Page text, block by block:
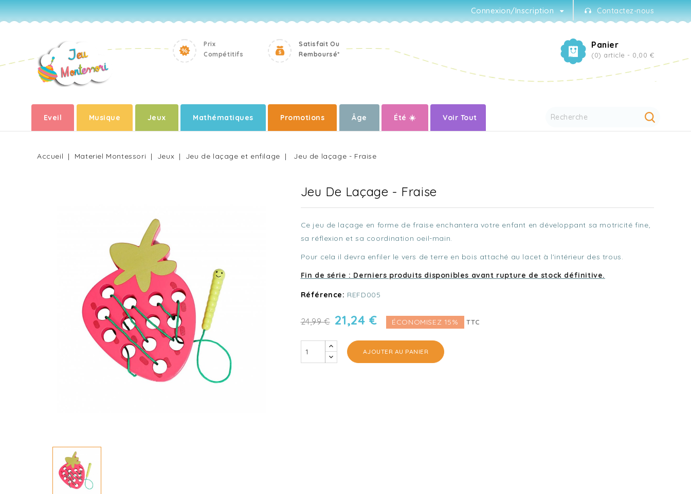
Contactez-nous
Connexion/Inscription
Panier
(0) article - 0,00 €
Prix
Compétitifs
Satisfait Ou
Remboursé*
Eveil Musique Jeux Mathématiques Promotions Âge Été ☀️ Voir Tout
Accueil Materiel Montessori Jeux Jeu de laçage et enfilage Jeu de laçage - Fraise
Jeu De Laçage - Fraise
Ce jeu de laçage en forme de fraise enchantera votre enfant en développant sa motricité fine,
sa réflexion et sa coordination oeil-main.
Pour cela il devra enfiler le vers de terre en bois attaché au lacet à l'intérieur des trous.
Fin de série : Derniers produits disponibles avant rupture de stock définitive.
Référence: REFD005
24,99 € 21,24 € ÉCONOMISEZ 15% TTC
AJOUTER AU PANIER